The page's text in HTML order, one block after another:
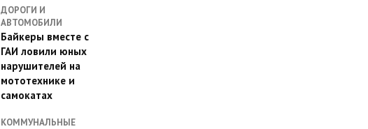
ДОРОГИ И
АВТОМОБИЛИ
Байкеры вместе с
ГАИ ловили юных
нарушителей на
мототехнике и
самокатах
КОММУНАЛЬНЫЕ